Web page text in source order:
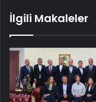
İlgili Makaleler